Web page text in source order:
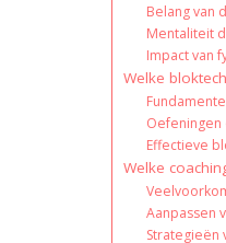
Belang van
Mentaliteit
Impact van
Welke
Effectieve
Welke
Aanpassen
Strategieën